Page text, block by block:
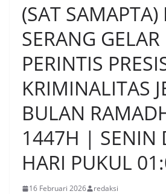
(SAT SAMAPTA)
SERANG
PERINTIS
KRIMINALITAS
BULAN
1447H | SENIN
HARI PUKUL
16 Februari 2026 redaksi